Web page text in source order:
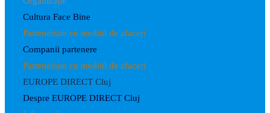
Cultura Face Bine
Parteneriate cu mediul de afaceri
Companii partenere
Parteneriate cu mediul de afaceri
EUROPE DIRECT Cluj
Despre EUROPE DIRECT Cluj